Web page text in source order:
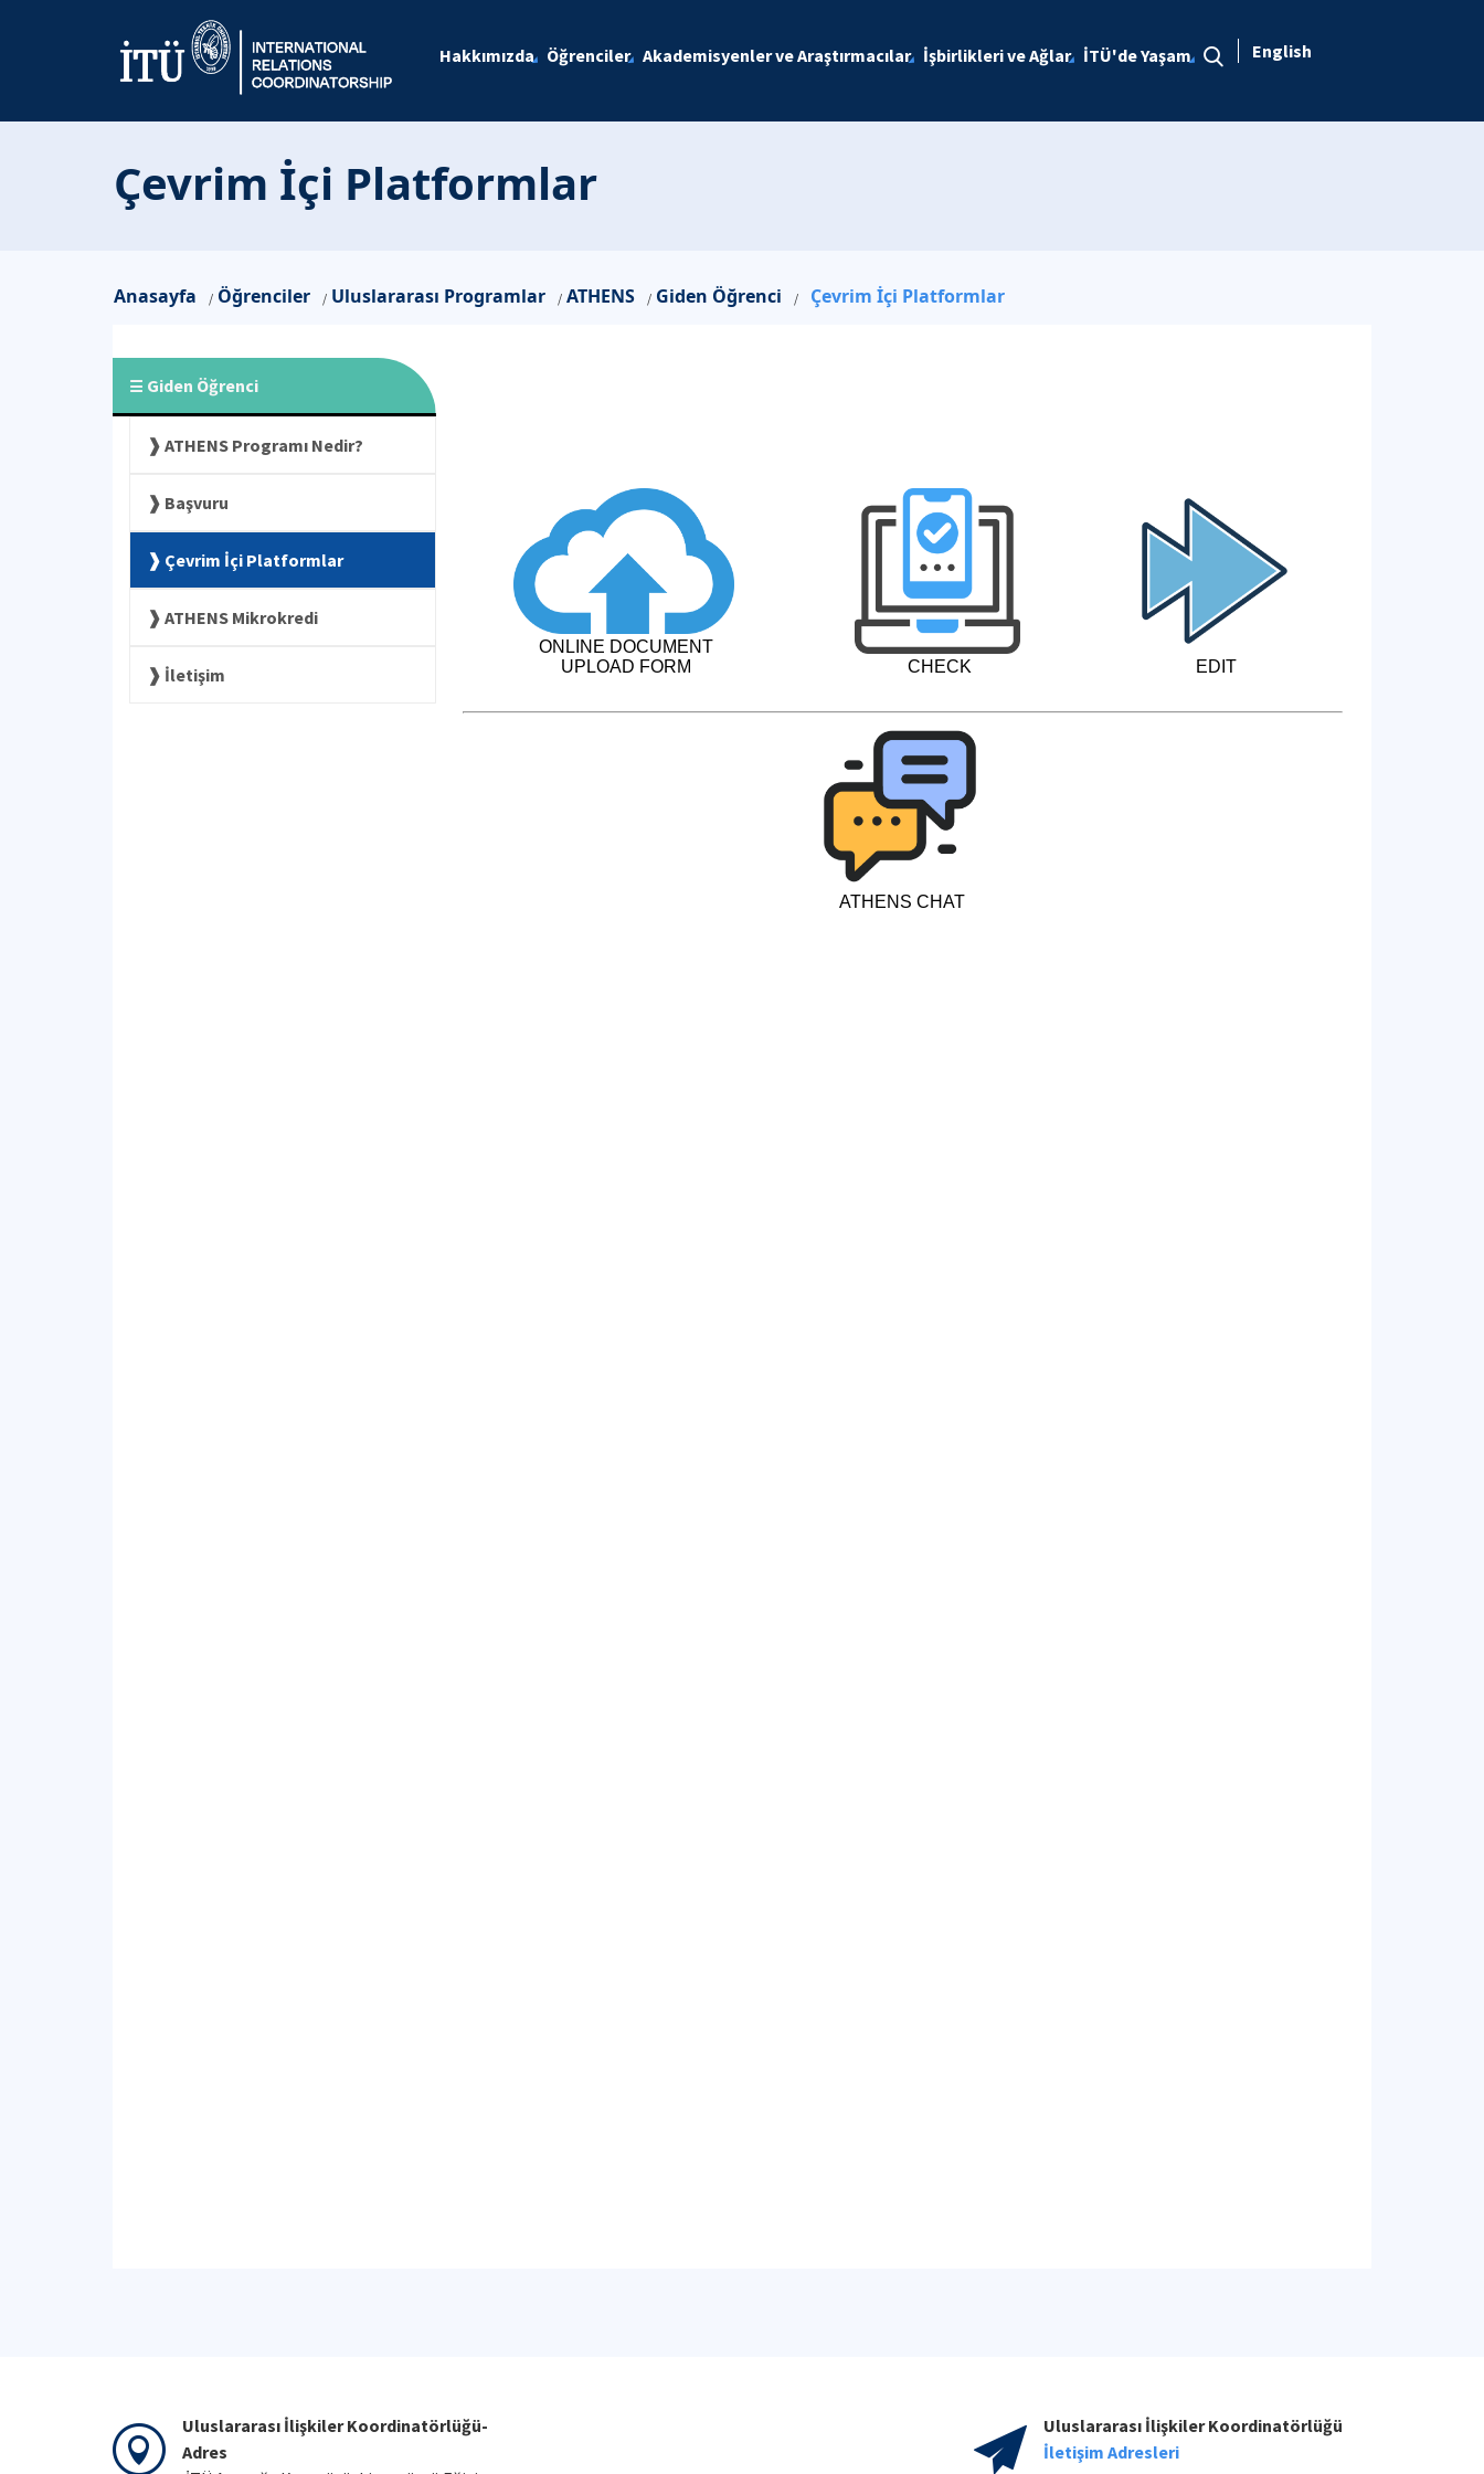
Hakkımızda Öğrenciler Akademisyenler ve Araştırmacılar İşbirlikleri ve Ağlar İTÜ'de Yaşam English
Çevrim İçi Platformlar
Anasayfa / Öğrenciler / Uluslararası Programlar / ATHENS / Giden Öğrenci / Çevrim İçi Platformlar
Giden Öğrenci
ATHENS Programı Nedir?
Başvuru
Çevrim İçi Platformlar
ATHENS Mikrokredi
İletişim
Uluslararası İlişkiler Koordinatörlüğü-
Adres
Uluslararası İlişkiler Koordinatörlüğü
İletişim Adresleri